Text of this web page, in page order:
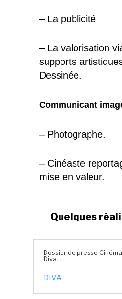
– La publicité
– La valorisation
supports
Dessinée.
Communicant
– Photographe.
– Cinéaste
mise en valeur.
Quelques
Dossier de presse
Diva...
DIVA